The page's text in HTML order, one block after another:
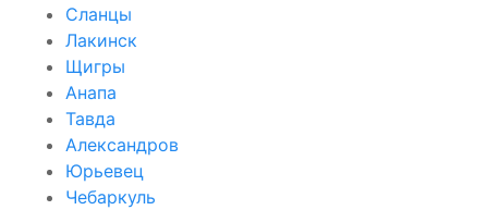
Сланцы
Лакинск
Щигры
Анапа
Тавда
Александров
Юрьевец
Чебаркуль